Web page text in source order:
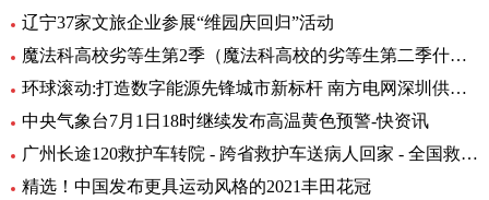
辽宁37家文旅企业参展“维园庆回归”活动
魔法科高校劣等生第2季（魔法科高校的劣等生第二季什么时候出）_环球热头条
环球滚动:打造数字能源先锋城市新标杆 南方电网深圳供电局主题展厅亮相数能展
中央气象台7月1日18时继续发布高温黄色预警-快资讯
广州长途120救护车转院 - 跨省救护车送病人回家 - 全国救护团队_快资讯
精选！中国发布更具运动风格的2021丰田花冠